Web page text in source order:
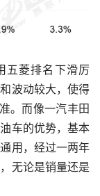
五菱排名下滑厉
波动较大，使得
。而像一汽丰田
车的优势，基本
用，经过一两年
无论是销量还是